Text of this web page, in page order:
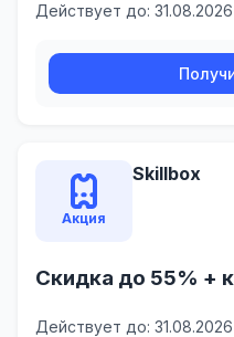
Действует до: 31.08.2026
Акция
Skillbox
Скидка до 55% +
Действует до: 31.08.2026